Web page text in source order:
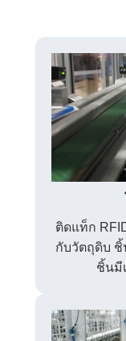
ติดแท็ก
กับวัตถุดิบ ชิ้
ชิ้นมี